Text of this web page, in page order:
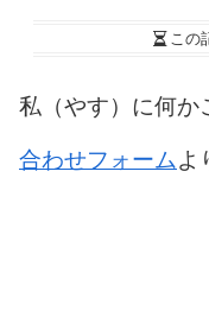
この
私（やす）に何か
合わせフォームよ